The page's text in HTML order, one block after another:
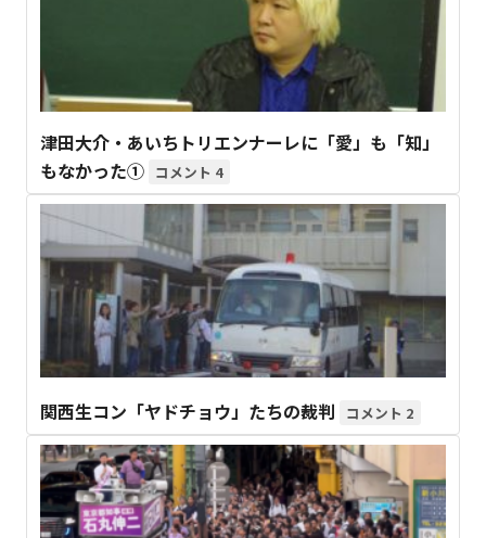
津田大介・あいちトリエンナーレに「愛」も「知」
もなかった①
4
関西生コン「ヤドチョウ」たちの裁判 2